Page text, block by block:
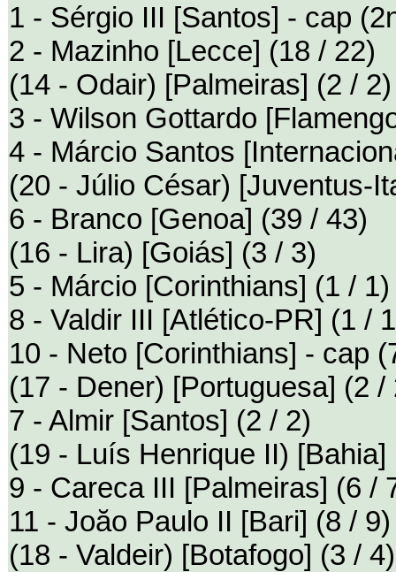
1 - Sérgio III [Santos] - cap
2 - Mazinho [Lecce] (18 / 22)
(14 - Odair) [Palmeiras] (2 / 2)
3 - Wilson Gottardo
4 - Márcio Santos
(20 - Júlio César) [Juventus-
6 - Branco [Genoa] (39 / 43)
(16 - Lira) [Goiás] (3 / 3)
5 - Márcio [Corinthians] (1 / 1)
8 - Valdir III [Atlético-PR] (1 /
10 - Neto [Corinthians] - cap
(17 - Dener) [Portuguesa] (2 /
7 - Almir [Santos] (2 / 2)
(19 - Luís Henrique II) [Bahia]
9 - Careca III [Palmeiras] (6 /
11 - Joăo Paulo II [Bari] (8 / 9)
(18 - Valdeir) [Botafogo] (3 / 4)